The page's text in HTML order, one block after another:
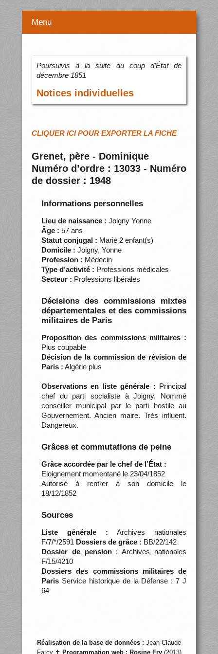
Menu
Poursuivis à la suite du coup d’État de
décembre 1851
Notices individuelles
CLIQUER ICI POUR EXPORTER LA FICHE
Grenet, père - Dominique
Numéro d’ordre : 13033 - Numéro
de dossier : 1948
Informations personnelles
Lieu de naissance : Joigny Yonne
Âge : 57 ans
Statut conjugal : Marié 2 enfant(s)
Domicile : Joigny, Yonne
Profession : Médecin
Type d’activité : Professions médicales
Secteur : Professions libérales
Décisions des commissions mixtes
départementales et des commissions
militaires de Paris
Proposition des commissions militaires :
Plus coupable
Décision de la commission de révision de
Paris : Algérie plus
Observations en liste générale : Principal
chef du parti socialiste à Joigny. Nommé
conseiller municipal par le parti hostile au
Gouvernement. Ancien maire. Très influent.
Dangereux.
Grâces et commutations de peine
Grâce accordée par le chef de l’État :
Eloignement momentané le 23/04/1852
Autorisé à rentrer à son domicile le
18/12/1852
Sources
Liste générale : Archives nationales
F/7/*/2591 Dossiers de grâce : BB/22/142
Dossier de pension: Archives nationales
F/15/4210
Dossiers des commissions militaires de
ParisService historique de la Défense : 7 J
64
Réalisation de la base de données : Jean-Claude
Farcy ✝ Programmation web : Rosine Fry(2013)